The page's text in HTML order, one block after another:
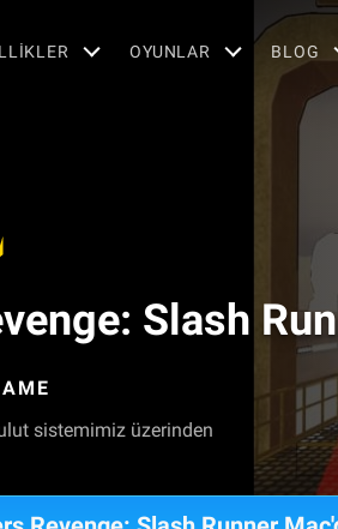
OYUNLAR BLOG
Slash
sistemimiz üzerinden